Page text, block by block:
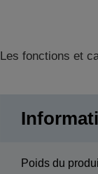
Les fonctions et
Poids du